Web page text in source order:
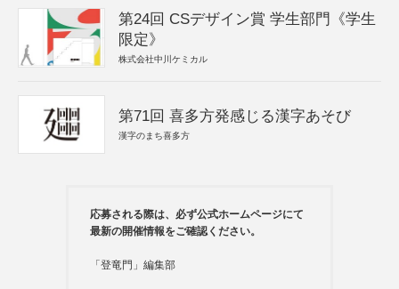
第24回 CSデザイン賞 学生部門《学生
限定》
株式会社中川ケミカル
第71回 喜多方発感じる漢字あそび
漢字のまち喜多方
応募される際は、必ず公式ホームページにて
最新の開催情報をご確認ください。
「登竜門」編集部